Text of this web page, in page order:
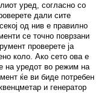
уред, согласно со
дали сите
од нив е правилно
се точно поврзани
проверете ја
коло. Ако сето ова е
на уредот во режим на
ќе ви биде потребен
и генератор